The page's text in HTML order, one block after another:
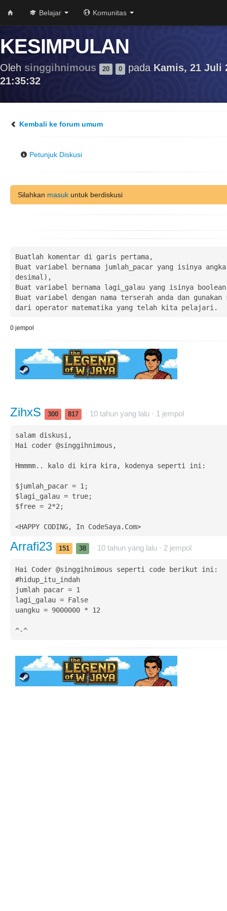
Belajar Komunitas
KESIMPULAN
Oleh singgihnimous 20 0 pada Kamis, 21 Juli
21:35:32
Kembali ke forum umum
Petunjuk Diskusi
Silahkan masuk untuk berdiskusi
Buatlah komentar di garis pertama,
Buat variabel bernama jumlah_pacar yang isinya
desimal),
Buat variabel bernama lagi_galau yang isinya
Buat variabel dengan nama terserah anda dan
dari operator matematika yang telah kita pelajari.
0 jempol
ZihxS 300 817 · 10 tahun yang lalu · 1 jempol
salam diskusi,
Hai coder @singgihnimous,
Hmmmm.. kalo di kira kira, kodenya seperti ini:
$jumlah_pacar = 1;
$lagi_galau = true;
$free = 2*2;
<HAPPY CODING, In CodeSaya.Com>
Arrafi23 151 38 · 10 tahun yang lalu · 2 jempol
Hai Coder @singgihnimous seperti code berikut ini:
#hidup_itu_indah
jumlah pacar = 1
lagi_galau = False
uangku = 9000000 * 12
^-^